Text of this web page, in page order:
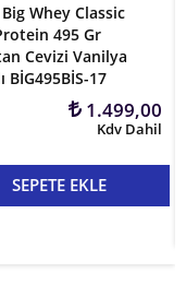
Whey Classic
495 Gr
Cevizi Vanilya
BİG495BİS-17
1.499,00
Kdv Dahil
SEPETE EKLE